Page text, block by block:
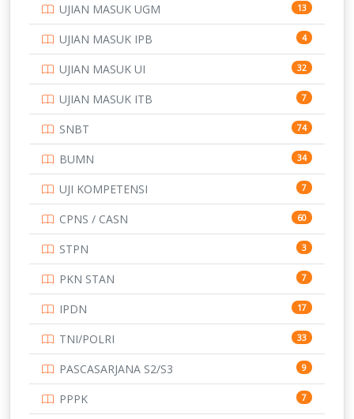
SMA 146
SMK 231
SMP 134
STIP 2
153
345
UNIVERSITAS AIRLANGGA 15
16
15
15
14
14
UNIVERSITAS CENDRAWASIH 14
15
UJIAN MASUK UGM 13
UJIAN MASUK IPB 4
UJIAN MASUK UI 32
UJIAN MASUK ITB 7
SNBT 74
BUMN 34
UJI KOMPETENSI 7
CPNS / CASN 60
STPN 3
PKN STAN 7
IPDN 17
TNI/POLRI 33
PASCASARJANA S2/S3 9
PPPK 7